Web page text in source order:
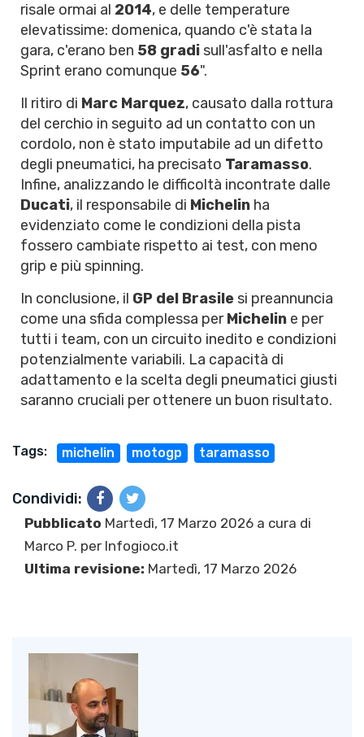
risale ormai al 2014, e delle temperature
elevatissime: domenica, quando c'è stata la
gara, c'erano ben 58 gradi sull'asfalto e nella
Sprint erano comunque 56".
Il ritiro di Marc Marquez, causato dalla rottura
del cerchio in seguito ad un contatto con un
cordolo, non è stato imputabile ad un difetto
degli pneumatici, ha precisato Taramasso.
Infine, analizzando le difficoltà incontrate dalle
Ducati, il responsabile di Michelin ha
evidenziato come le condizioni della pista
fossero cambiate rispetto ai test, con meno
grip e più spinning.
In conclusione, il GP del Brasile si preannuncia
come una sfida complessa perMichelin e per
tutti i team, con un circuito inedito e condizioni
potenzialmente variabili. La capacità di
adattamento e la scelta degli pneumatici giusti
saranno cruciali per ottenere un buon risultato.
Tags: michelin motogp taramasso
Condividi:
Pubblicato Martedì, 17 Marzo 2026 a cura di
Marco P. per Infogioco.it
Ultima revisione: Martedì, 17 Marzo 2026